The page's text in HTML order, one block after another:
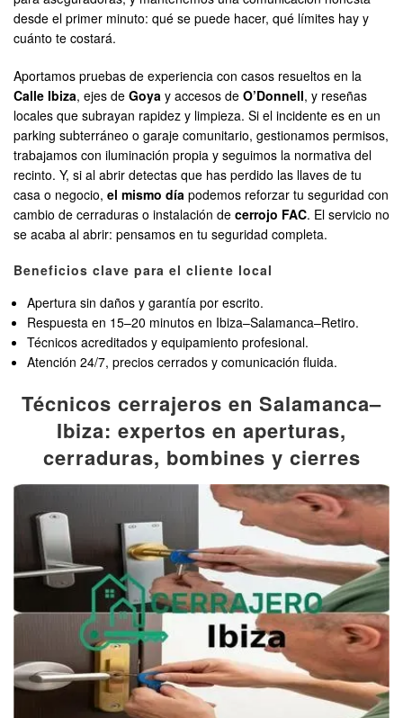
desde el primer minuto: qué se puede hacer, qué límites hay y
cuánto te costará.
Aportamos pruebas de experiencia con casos resueltos en la
Calle Ibiza, ejes de Goya y accesos de O’Donnell, y reseñas
locales que subrayan rapidez y limpieza. Si el incidente es en un
parking subterráneo o garaje comunitario, gestionamos permisos,
trabajamos con iluminación propia y seguimos la normativa del
recinto. Y, si al abrir detectas que has perdido las llaves de tu
casa o negocio, el mismo día podemos reforzar tu seguridad con
cambio de cerraduras o instalación de cerrojo FAC. El servicio no
se acaba al abrir: pensamos en tu seguridad completa.
Beneficios clave para el cliente local
Apertura sin daños y garantía por escrito.
Respuesta en 15–20 minutos en Ibiza–Salamanca–Retiro.
Técnicos acreditados y equipamiento profesional.
Atención 24/7, precios cerrados y comunicación fluida.
Técnicos cerrajeros en Salamanca–
Ibiza: expertos en aperturas,
cerraduras, bombines y cierres